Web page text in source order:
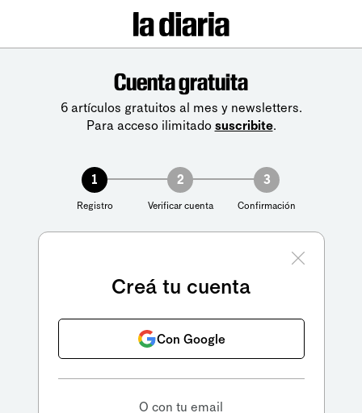
Cuenta gratuita
6 artículos gratuitos al mes y newsletters.
Para acceso ilimitado suscribite.
1
Registro
2
Verificar cuenta
3
Confirmación
Creá tu cuenta
Con Google
O con tu email